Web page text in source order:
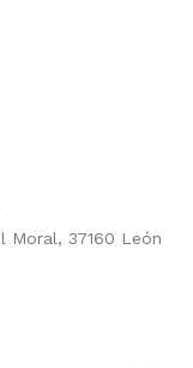
Moral, 37160 León